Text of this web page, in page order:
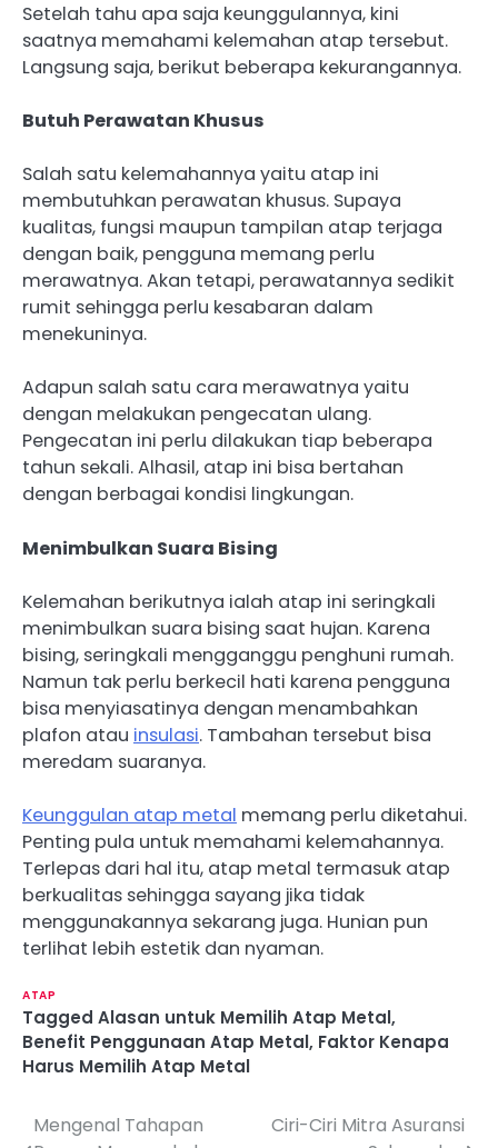
Setelah tahu apa saja keunggulannya, kini
saatnya memahami kelemahan atap tersebut.
Langsung saja, berikut beberapa kekurangannya.
Butuh Perawatan Khusus
Salah satu kelemahannya yaitu atap ini
membutuhkan perawatan khusus. Supaya
kualitas, fungsi maupun tampilan atap terjaga
dengan baik, pengguna memang perlu
merawatnya. Akan tetapi, perawatannya sedikit
rumit sehingga perlu kesabaran dalam
menekuninya.
Adapun salah satu cara merawatnya yaitu
dengan melakukan pengecatan ulang.
Pengecatan ini perlu dilakukan tiap beberapa
tahun sekali. Alhasil, atap ini bisa bertahan
dengan berbagai kondisi lingkungan.
Menimbulkan Suara Bising
Kelemahan berikutnya ialah atap ini seringkali
menimbulkan suara bising saat hujan. Karena
bising, seringkali mengganggu penghuni rumah.
Namun tak perlu berkecil hati karena pengguna
bisa menyiasatinya dengan menambahkan
plafon atau insulasi. Tambahan tersebut bisa
meredam suaranya.
Keunggulan atap metal memang perlu diketahui.
Penting pula untuk memahami kelemahannya.
Terlepas dari hal itu, atap metal termasuk atap
berkualitas sehingga sayang jika tidak
menggunakannya sekarang juga. Hunian pun
terlihat lebih estetik dan nyaman.
ATAP
Tagged Alasan untuk Memilih Atap Metal,
Benefit Penggunaan Atap Metal, Faktor Kenapa
Harus Memilih Atap Metal
PMengenal Tahapan
Ciri-Ciri Mitra Asuransi